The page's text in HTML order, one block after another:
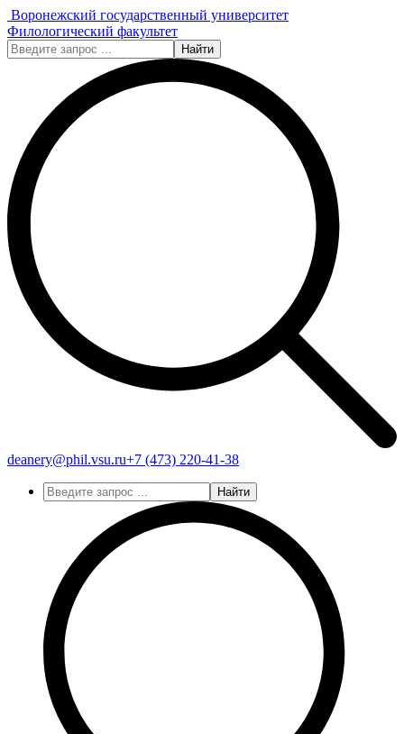
Воронежский государственный университет
Филологический факультет
Найти
deanery@phil.vsu.ru+7 (473) 220-41-38
Найти